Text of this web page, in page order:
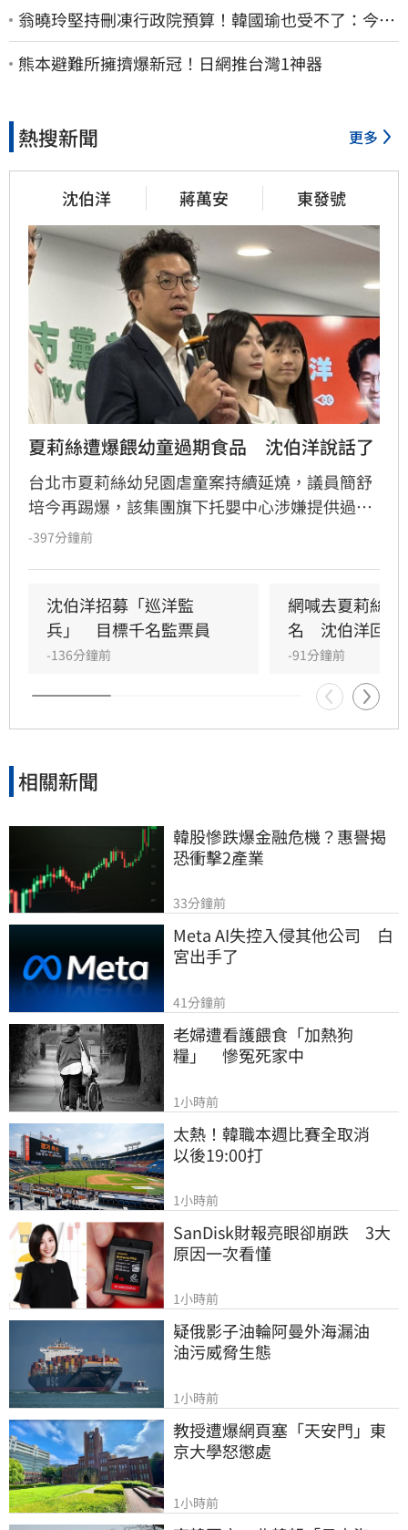
翁曉玲堅持刪凍行政院預算！韓國瑜也受不了：今年
剩4個月你思考一下
熊本避難所擁擠爆新冠！日網推台灣1神器
熱搜新聞 更多
沈伯洋 蔣萬安 東發號
夏莉絲遭爆餵幼童過期食品　沈伯洋說話了
台北市夏莉絲幼兒園虐童案持續延燒，議員簡舒
培今再踢爆，該集團旗下托嬰中心涉嫌提供過期
發黑的劣質食材給幼童食用。對此，民進黨台北
市府管理機制失靈。他呼籲北市府應正視兒少安
全痛點，落實監督責任，確保幼兒在安全的環境
-397分鐘前
沈伯洋招募「巡洋監
兵」　目標千名監票員
-136分鐘前
網喊去夏莉絲幼
名　沈伯洋回應
-91分鐘前
相關新聞
韓股慘跌爆金融危機？惠譽揭
恐衝擊2產業
33分鐘前
Meta AI失控入侵其他公司　白
宮出手了
41分鐘前
老婦遭看護餵食「加熱狗
糧」　慘冤死家中
1小時前
太熱！韓職本週比賽全取消
以後19:00打
1小時前
SanDisk財報亮眼卻崩跌　3大
原因一次看懂
1小時前
疑俄影子油輪阿曼外海漏油
油污威脅生態
1小時前
教授遭爆網頁塞「天安門」東
京大學怒懲處
1小時前